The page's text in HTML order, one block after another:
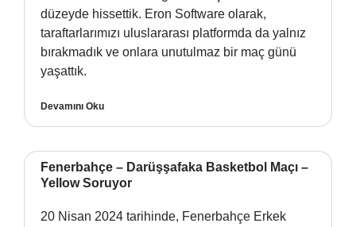
düzeyde hissettik. Eron Software olarak,
taraftarlarımızı uluslararası platformda da yalnız
bırakmadık ve onlara unutulmaz bir maç günü
yaşattık.
Devamını Oku
Fenerbahçe – Darüşşafaka Basketbol Maçı –
Yellow Soruyor
20 Nisan 2024 tarihinde, Fenerbahçe Erkek